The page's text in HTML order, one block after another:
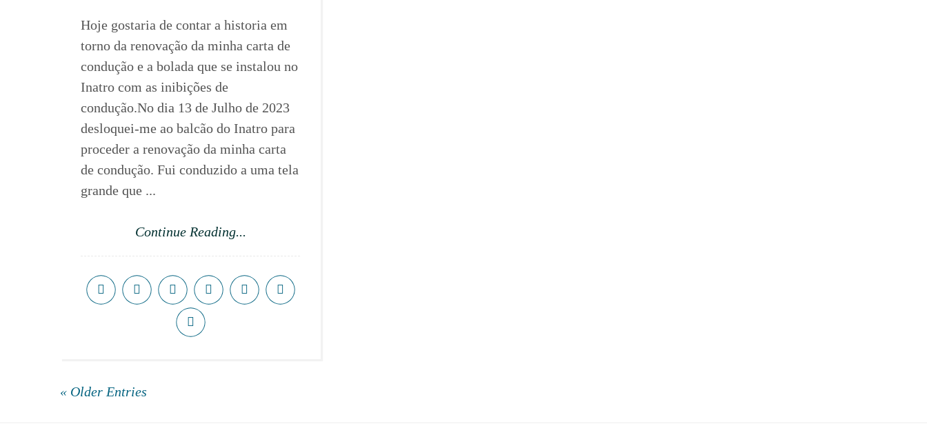
Hoje gostaria de contar a historia em
torno da renovação da minha carta de
condução e a bolada que se instalou no
Inatro com as inibições de
condução.No dia 13 de Julho de 2023
desloquei-me ao balcão do Inatro para
proceder a renovação da minha carta
de condução. Fui conduzido a uma tela
grande que ...
Continue Reading...
« Older Entries